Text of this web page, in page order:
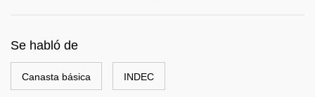
Se habló de
Canasta básica INDEC